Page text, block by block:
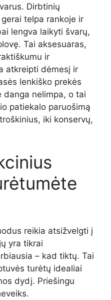
Dirbtinių
telpa rankoje ir
lengva laikyti švarų,
Tai aksesuaras,
ir
atkreipti dėmesį ir
lenkiško prekės
danga nelimpa, o tai
patiekalo paruošimą
iki konservų,
reikia atsižvelgti į
yra tikrai
– kad tiktų. Tai
turėtų idealiai
dydį. Priešingu